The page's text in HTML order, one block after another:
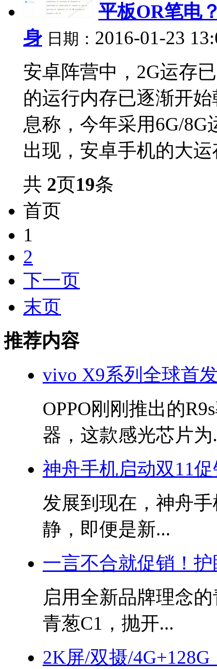
平板OR笔电
身 日期： 2016-01-23
安卓阵营中，2G运存
的运行内存已逐渐开
息称，今年采用6G/
出现，安卓手机的大
共 2页19条
首页
1
2
下一页
末页
推荐内容
vivo X9系列全球首
OPPO刚刚推出的
器，这款感光芯片为
神舟手机启动双11
发展到现在，神舟
静，即便是新...
一言不合就促销！
启用全新品牌理念
青葱C1，抛开...
2K屏/双摄/